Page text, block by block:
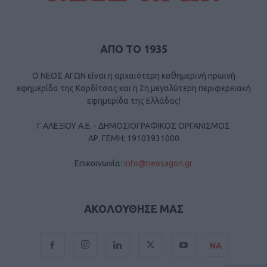
ΑΠΟ ΤΟ 1935
Ο ΝΕΟΣ ΑΓΩΝ είναι η αρχαιότερη καθημερινή πρωινή
εφημερίδα της Καρδίτσας και η 2η μεγαλύτερη περιφερειακή
εφημερίδα της Ελλάδας!
Γ ΑΛΕΞΙΟΥ Α.Ε. - ΔΗΜΟΣΙΟΓΡΑΦΙΚΟΣ ΟΡΓΑΝΙΣΜΟΣ
ΑΡ. ΓΕΜΗ: 19103931000
Επικοινωνία: info@neosagon.gr
ΑΚΟΛΟΥΘΗΣΕ ΜΑΣ
ΝΑ